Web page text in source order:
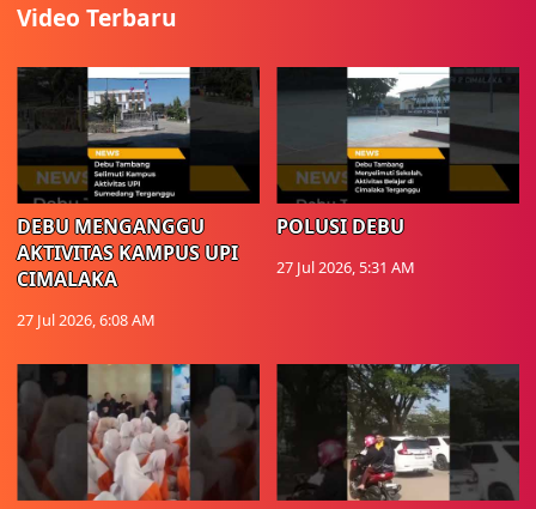
Video Terbaru
DEBU MENGANGGU
AKTIVITAS KAMPUS UPI
CIMALAKA
27 Jul 2026, 6:08 AM
POLUSI DEBU
27 Jul 2026, 5:31 AM